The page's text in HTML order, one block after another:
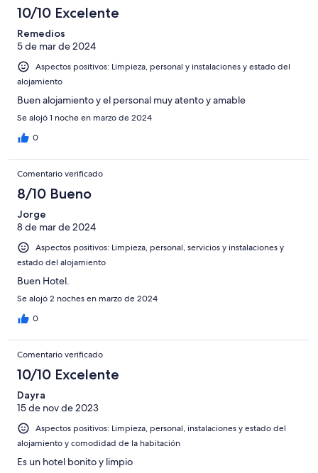
10/10 Excelente
Remedios
5 de mar de 2024
Aspectos positivos: Limpieza, personal y instalaciones y estado del
alojamiento
Buen alojamiento y el personal muy atento y amable
Se alojó 1 noche en marzo de 2024
0
Comentario verificado
8/10 Bueno
Jorge
8 de mar de 2024
Aspectos positivos: Limpieza, personal, servicios y instalaciones y
estado del alojamiento
Buen Hotel.
Se alojó 2 noches en marzo de 2024
0
Comentario verificado
10/10 Excelente
Dayra
15 de nov de 2023
Aspectos positivos: Limpieza, personal, instalaciones y estado del
alojamiento y comodidad de la habitación
Es un hotel bonito y limpio